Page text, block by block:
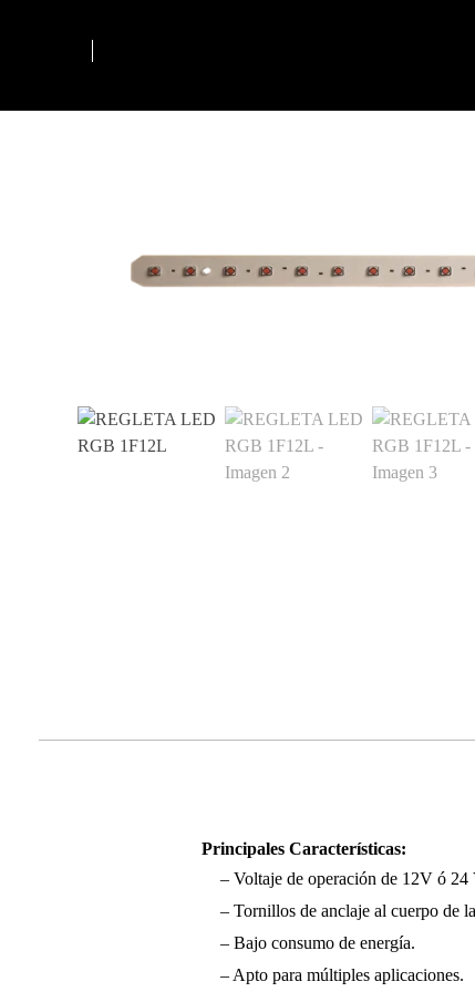
Principales Características:
– Voltaje de operación de 12V ó
– Tornillos de anclaje al cuerpo de
– Bajo consumo de energía.
– Apto para múltiples aplicaciones.